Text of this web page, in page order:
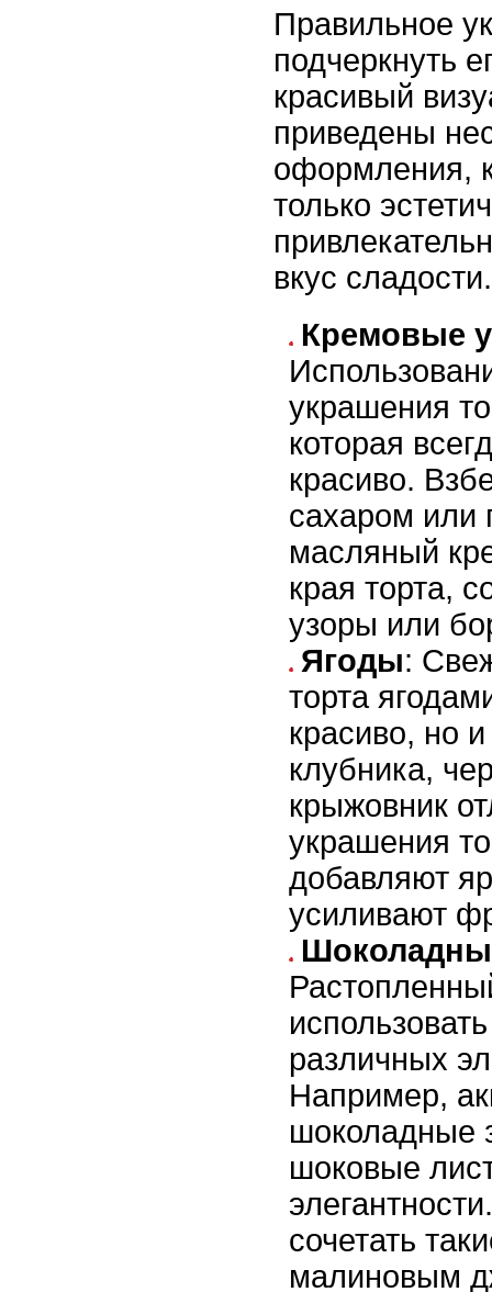
Правильное
подчеркнуть
красивый
приведены
оформления,
только
вкус сладости.
Кремовые
украшения
которая
красиво.
сахаром или
масляный
края торта,
узоры или
Ягоды:
торта
красиво, но
клубника,
крыжовник
украшения
добавляют
усиливают
различных
Например,
шоколадные
шоковые
сочетать
малиновым